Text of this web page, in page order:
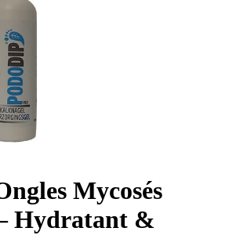
Mycosés
Hydratant &